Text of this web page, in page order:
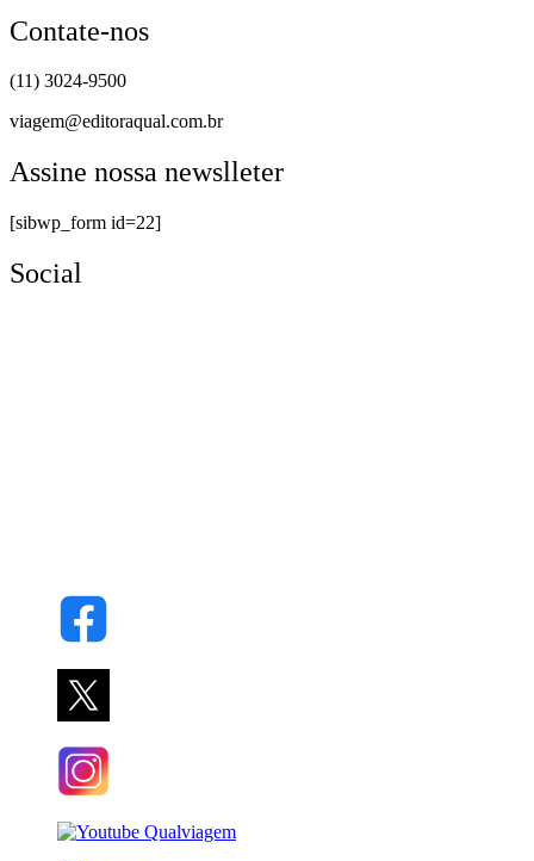
Contate-nos
(11) 3024-9500
viagem@editoraqual.com.br
Assine nossa newslleter
[sibwp_form id=22]
Social